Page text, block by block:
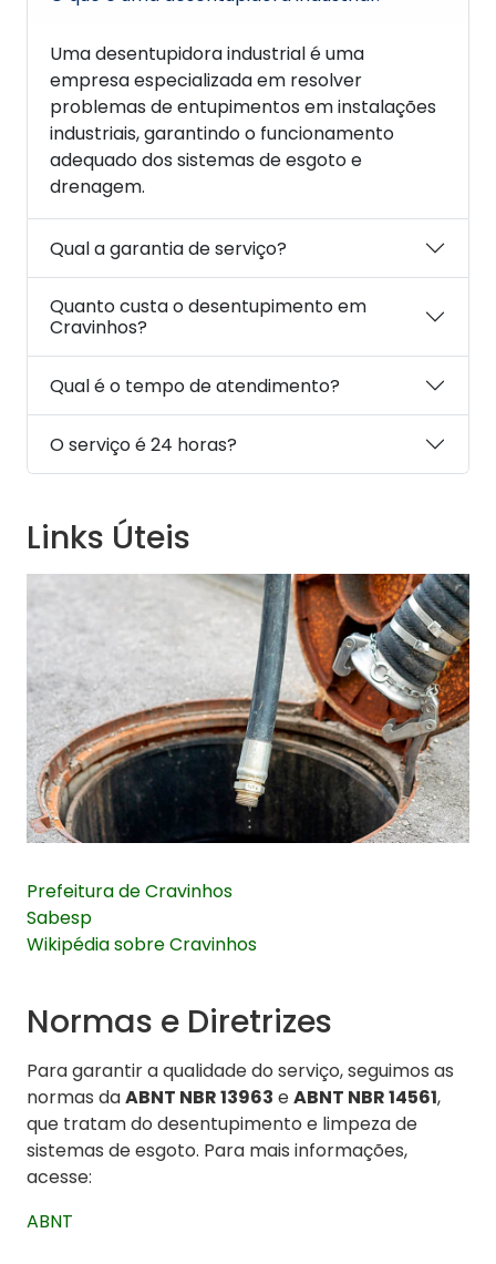
Uma desentupidora industrial é uma
empresa especializada em resolver
problemas de entupimentos em instalações
industriais, garantindo o funcionamento
adequado dos sistemas de esgoto e
drenagem.
Qual a garantia de serviço?
Quanto custa o desentupimento em
Cravinhos?
Qual é o tempo de atendimento?
O serviço é 24 horas?
Links Úteis
Prefeitura de Cravinhos
Sabesp
Wikipédia sobre Cravinhos
Normas e Diretrizes
Para garantir a qualidade do serviço, seguimos as
normas daABNT NBR 13963 eABNT NBR 14561,
que tratam do desentupimento e limpeza de
sistemas de esgoto. Para mais informações,
acesse:
ABNT